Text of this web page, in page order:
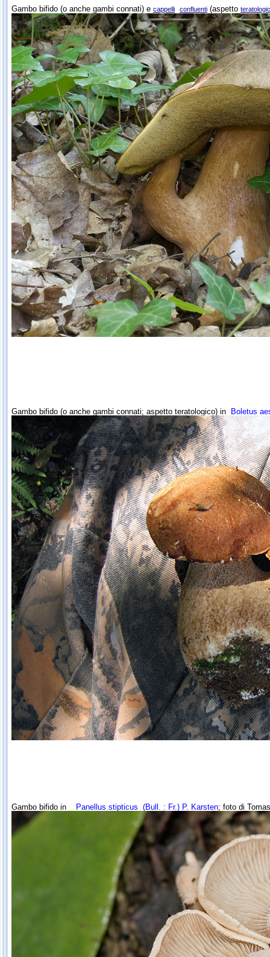
Gambo bifido (o anche gambi connati) e cappelli confluenti (aspetto
Gambo bifido (o anche gambi connati; aspetto teratologico) in Boletus
Gambo bifido in Panellus stipticus (Bull. : Fr.) P. Karsten; foto di